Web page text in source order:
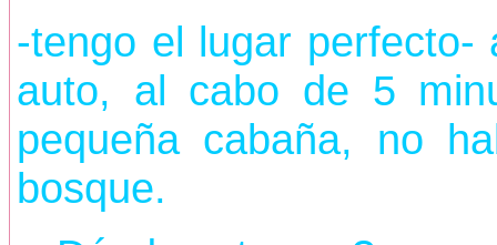
-tengo el lugar perfecto-
auto, al cabo de 5
pequeña cabaña, no
bosque.